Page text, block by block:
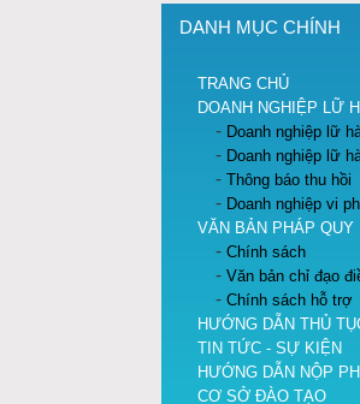
DANH MỤC CHÍNH
TRANG CHỦ
DOANH NGHIỆP LỮ
Doanh nghiệp lữ
Doanh nghiệp lữ
Thông báo thu hồi
Doanh nghiệp vi
VĂN BẢN PHÁP QUY
Chính sách
Văn bản chỉ đạo
Chính sách hỗ trợ
HƯỚNG DẪN THỦ
TIN TỨC - SỰ KIỆN
HƯỚNG DẪN NỘP
CƠ SỞ ĐÀO TẠO